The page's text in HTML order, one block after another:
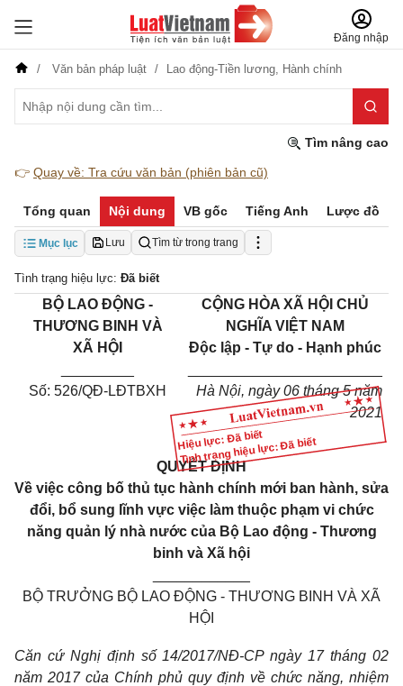
Đăng nhập
Văn bản pháp luật Lao động-Tiền lương, Hành chính
Tìm nâng cao
👉 Quay về: Tra cứu văn bản (phiên bản cũ)
Tổng quan Nội dung VB gốc Tiếng Anh Lược đồ
Mục lục Lưu Tìm từ trong trang
Tình trạng hiệu lực: Đã biết
Hiệu lực: Đã biết
Tình trạng hiệu lực: Đã biết
BỘ LAO ĐỘNG -
THƯƠNG BINH VÀ
XÃ HỘI
Số: 526/QĐ-LĐTBXH
CỘNG HÒA XÃ HỘI CHỦ
NGHĨA VIỆT NAM
Độc lập - Tự do - Hạnh phúc
Hà Nội, ngày 06 tháng 5 năm
2021
QUYẾT ĐỊNH
Về việc công bố thủ tục hành chính mới ban hành, sửa
đổi, bổ sung lĩnh vực việc làm thuộc phạm vi chức
năng quản lý nhà nước của Bộ Lao động - Thương
binh và Xã hội
BỘ TRƯỞNG BỘ LAO ĐỘNG - THƯƠNG BINH VÀ XÃ
HỘI
Căn cứ Nghị định số 14/2017/NĐ-CP ngày 17 tháng 02
năm 2017 của Chính phủ quy định về chức năng, nhiệm